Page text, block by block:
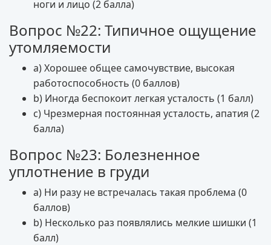
ноги и лицо (2 балла)
Вопрос №22: Типичное ощущение
утомляемости
a) Хорошее общее самочувствие, высокая
работоспособность (0 баллов)
b) Иногда беспокоит легкая усталость (1 балл)
c) Чрезмерная постоянная усталость, апатия (2
балла)
Вопрос №23: Болезненное
уплотнение в груди
a) Ни разу не встречалась такая проблема (0
баллов)
b) Несколько раз появлялись мелкие шишки (1
балл)